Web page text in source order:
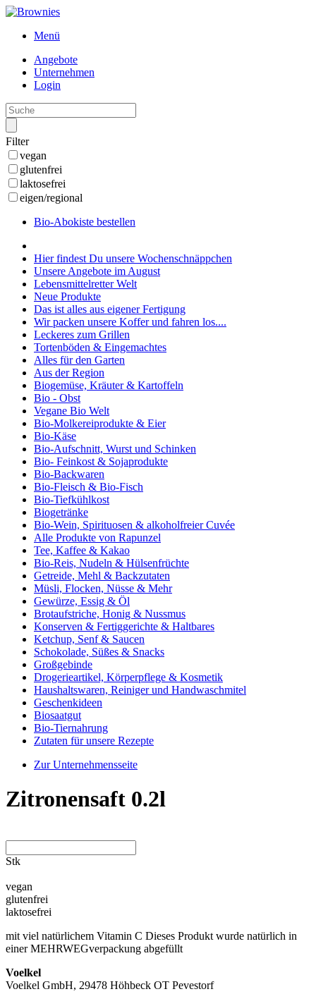
Menü
Angebote
Unternehmen
Login
Filter
vegan
glutenfrei
laktosefrei
eigen/regional
Bio-Abokiste bestellen
Hier findest Du unsere Wochenschnäppchen
Unsere Angebote im August
Lebensmittelretter Welt
Neue Produkte
Das ist alles aus eigener Fertigung
Wir packen unsere Koffer und fahren los....
Leckeres zum Grillen
Tortenböden & Eingemachtes
Alles für den Garten
Aus der Region
Biogemüse, Kräuter & Kartoffeln
Bio - Obst
Vegane Bio Welt
Bio-Molkereiprodukte & Eier
Bio-Käse
Bio-Aufschnitt, Wurst und Schinken
Bio- Feinkost & Sojaprodukte
Bio-Backwaren
Bio-Fleisch & Bio-Fisch
Bio-Tiefkühlkost
Biogetränke
Bio-Wein, Spirituosen & alkoholfreier Cuvée
Alle Produkte von Rapunzel
Tee, Kaffee & Kakao
Bio-Reis, Nudeln & Hülsenfrüchte
Getreide, Mehl & Backzutaten
Müsli, Flocken, Nüsse & Mehr
Gewürze, Essig & Öl
Brotaufstriche, Honig & Nussmus
Konserven & Fertiggerichte & Haltbares
Ketchup, Senf & Saucen
Schokolade, Süßes & Snacks
Großgebinde
Drogerieartikel, Körperpflege & Kosmetik
Haushaltswaren, Reiniger und Handwaschmitel
Geschenkideen
Biosaatgut
Bio-Tiernahrung
Zutaten für unsere Rezepte
Zur Unternehmensseite
Zitronensaft 0.2l
Stk
vegan
glutenfrei
laktosefrei
mit viel natürlichem Vitamin C Dieses Produkt wurde natürlich in
einer MEHRWEGverpackung abgefüllt
Voelkel
Voelkel GmbH, 29478 Höhbeck OT Pevestorf